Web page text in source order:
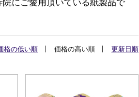
にご愛用頂いている紙製品で
格の低い順 価格の高い順 更新日順